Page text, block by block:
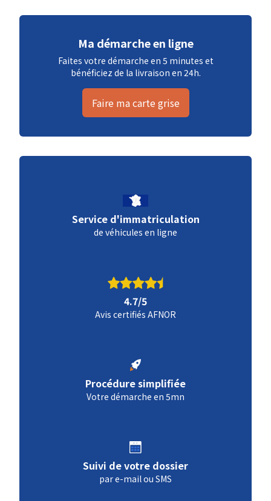
Ma démarche en ligne
Faites votre démarche en 5 minutes et
bénéficiez de la livraison en 24h.
Faire ma carte grise
Service d'immatriculation
de véhicules en ligne
4.7/5
Avis certifiés AFNOR
Procédure simplifiée
Votre démarche en 5mn
Suivi de votre dossier
par e-mail ou SMS